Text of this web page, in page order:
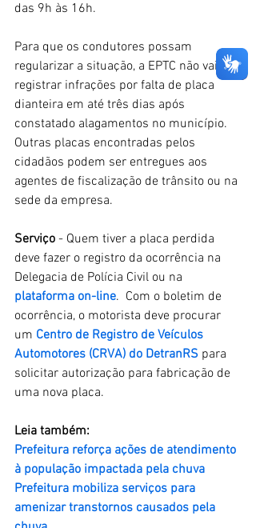
das 9h às 16h.
Para que os condutores possam
regularizar a situação, a EPTC não vai
registrar infrações por falta de placa
dianteira em até três dias após
constatado alagamentos no município.
Outras placas encontradas pelos
cidadãos podem ser entregues aos
agentes de fiscalização de trânsito ou na
sede da empresa.
Serviço - Quem tiver a placa perdida
deve fazer o registro da ocorrência na
Delegacia de Polícia Civil ou na
plataforma on-line.  Com o boletim de
ocorrência, o motorista deve procurar
um Centro de Registro de Veículos
Automotores (CRVA) do DetranRS para
solicitar autorização para fabricação de
uma nova placa.
Leia também:
Prefeitura reforça ações de atendimento
à população impactada pela chuva
Prefeitura mobiliza serviços para
amenizar transtornos causados pela